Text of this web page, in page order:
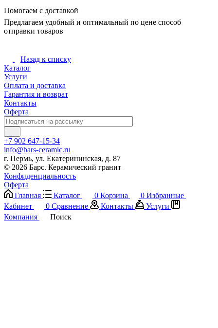
Помогаем с доставкой
Предлагаем удобный и оптимальный по цене способ
отправки товаров
Назад к списку
Каталог
Услуги
Оплата и доставка
Гарантия и возврат
Контакты
Оферта
+7 902 647-15-34
info@bars-ceramic.ru
г. Пермь, ул. Екатерининская, д. 87
© 2026 Барс. Керамический гранит
Конфиденциальность
Оферта
Главная
Каталог 0 Корзина 0 Избранные
Кабинет
0 Сравнение Контакты
Услуги
Компания
Поиск